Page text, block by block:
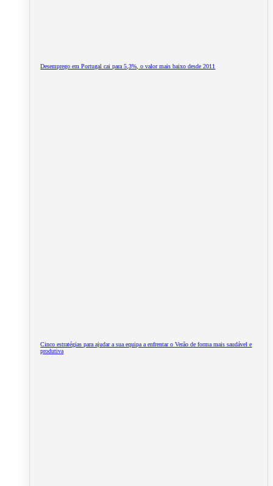
Desemprego em Portugal cai para 5,3%, o valor mais baixo desde 2011
Cinco estratégias para ajudar a sua equipa a enfrentar o Verão de forma mais saudável e
produtiva